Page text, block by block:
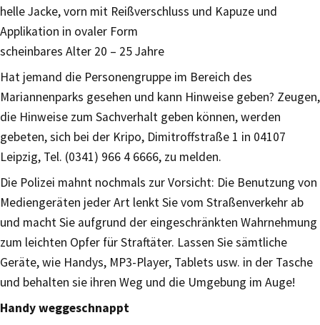
helle Jacke, vorn mit Reißverschluss und Kapuze und
Applikation in ovaler Form
scheinbares Alter 20 – 25 Jahre
Hat jemand die Personengruppe im Bereich des
Mariannenparks gesehen und kann Hinweise geben? Zeugen,
die Hinweise zum Sachverhalt geben können, werden
gebeten, sich bei der Kripo, Dimitroffstraße 1 in 04107
Leipzig, Tel. (0341) 966 4 6666, zu melden.
Die Polizei mahnt nochmals zur Vorsicht: Die Benutzung von
Mediengeräten jeder Art lenkt Sie vom Straßenverkehr ab
und macht Sie aufgrund der eingeschränkten Wahrnehmung
zum leichten Opfer für Straftäter. Lassen Sie sämtliche
Geräte, wie Handys, MP3-Player, Tablets usw. in der Tasche
und behalten sie ihren Weg und die Umgebung im Auge!
Handy weggeschnappt